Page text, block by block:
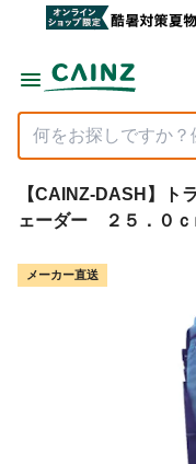
【CAINZ-DASH】ト
ェーダー ２５．０ｃ
メーカー直送